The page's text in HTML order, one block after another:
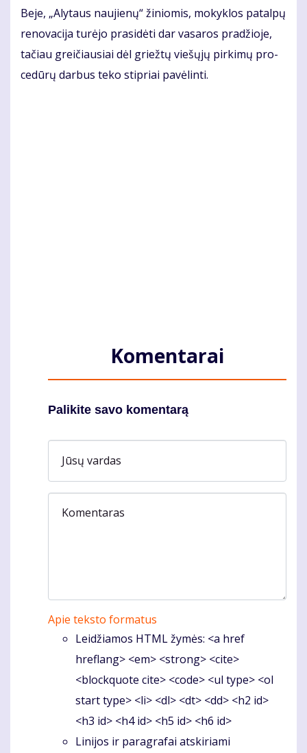
Be­je, „Aly­taus nau­jie­nų“ ži­nio­mis, mo­kyk­los pa­tal­pų
re­no­va­ci­ja tu­rė­jo pra­si­dė­ti dar va­sa­ros pra­džio­je,
ta­čiau grei­čiau­siai dėl griež­tų vie­šų­jų pir­ki­mų pro­
ce­dū­rų dar­bus te­ko stip­riai pa­vė­lin­ti.
Komentarai
Palikite savo komentarą
Jūsų vardas
Komentaras
Apie teksto formatus
Leidžiamos HTML žymės: <a href
hreflang> <em> <strong> <cite>
<blockquote cite> <code> <ul type> <ol
start type> <li> <dl> <dt> <dd> <h2 id>
<h3 id> <h4 id> <h5 id> <h6 id>
Linijos ir paragrafai atskiriami